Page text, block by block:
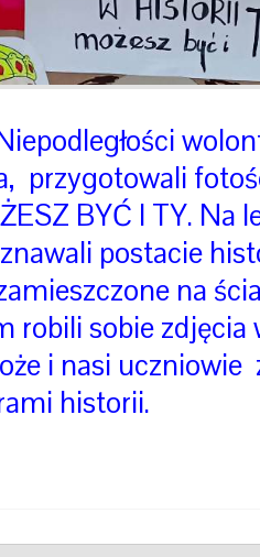
przygotowali
BYĆ I TY. Na
postacie
na
robili sobie zdjęcia
i nasi uczniowie
historii.